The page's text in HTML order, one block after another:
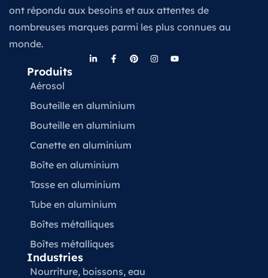
ont répondu aux besoins et aux attentes de
nombreuses marques parmi les plus connues au
monde.
Produits
Aérosol
Bouteille en aluminium
Bouteille en aluminium
Canette en aluminium
Boîte en aluminium
Tasse en aluminium
Tube en aluminium
Boîtes métalliques
Boîtes métalliques
Industries
Nourriture, boissons, eau